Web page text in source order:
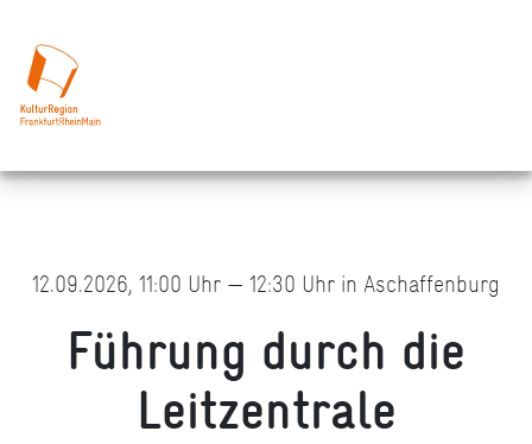
12.09.2026, 11:00 Uhr — 12:30 Uhr in Aschaffenburg
Führung durch die
Leitzentrale